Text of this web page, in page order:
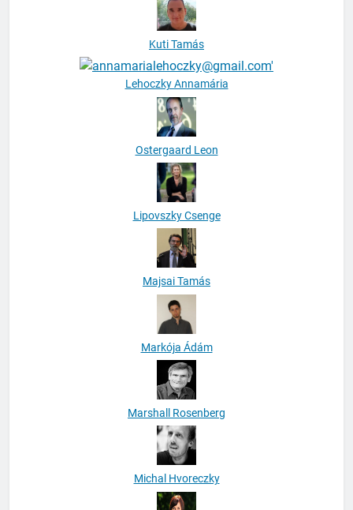
Kuti Tamás
Lehoczky Annamária
Ostergaard Leon
Lipovszky Csenge
Majsai Tamás
Markója Ádám
Marshall Rosenberg
Michal Hvoreczky